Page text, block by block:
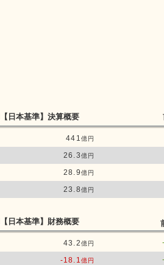
【日本基準】 決算概要
441億円
26.3億円
28.9億円
23.8億円
【日本基準】 財務概要
43.2億円
-18.1億円